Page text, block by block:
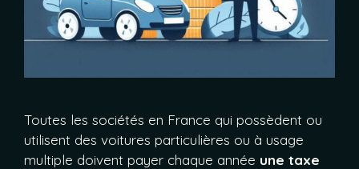
Toutes les sociétés en France qui possèdent ou
utilisent des voitures particulières ou à usage
multiple doivent payer chaque année une taxe